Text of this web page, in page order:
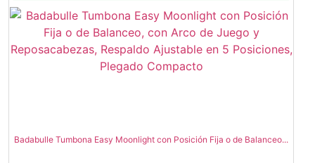
Badabulle Tumbona Easy Moonlight con Posición Fija o de Balanceo...